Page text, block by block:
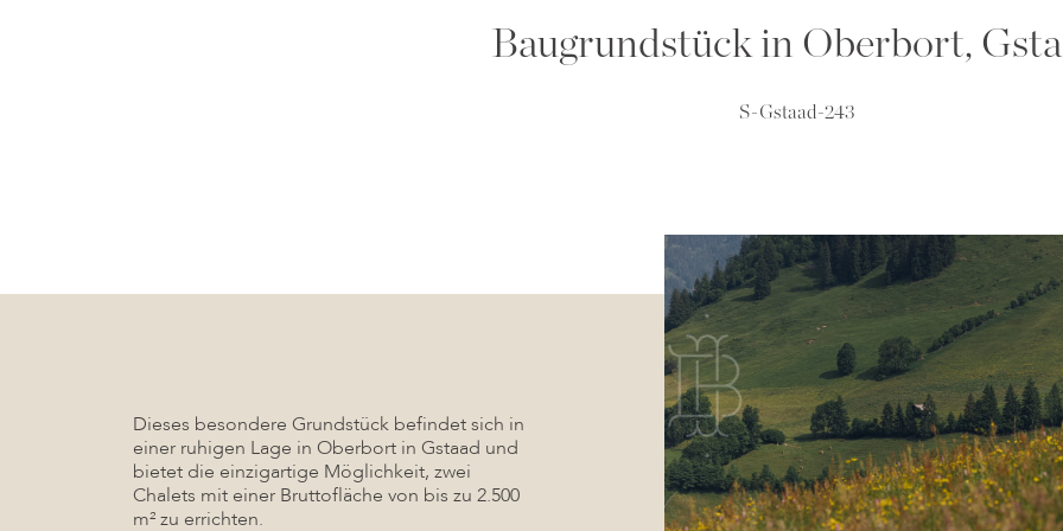
Baugrundstück in Oberbort,
S-Gstaad-243
Dieses besondere Grundstück befindet sich in
einer ruhigen Lage in Oberbort in Gstaad und
bietet die einzigartige Möglichkeit, zwei
Chalets mit einer Bruttofläche von bis zu 2.500
m² zu errichten.